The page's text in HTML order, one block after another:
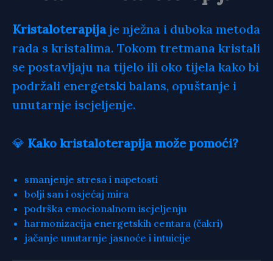
Kristaloterapijaje nježna i duboka metoda
rada s kristalima. Tokom tretmana kristali
se postavljaju na tijelo ili oko tijela kako bi
podržali energetski balans, opuštanje i
unutarnje iscjeljenje.
💎 Kako kristaloterapija može pomoći?
smanjenje stresa i napetosti
bolji san i osjećaj mira
podrška emocionalnom iscjeljenju
harmonizacija energetskih centara (čakri)
jačanje unutarnje jasnoće i intuicije